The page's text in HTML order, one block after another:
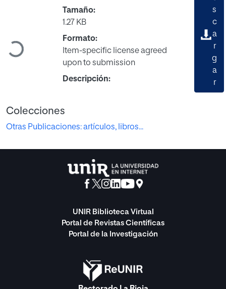
Cargando...
Tamaño:
1.27 KB
Formato:
Item-specific license agreed
upon to submission
Descripción:
s
c
a
r
g
a
r
Colecciones
Otras Publicaciones: artículos, libros...
UNIR Biblioteca Virtual
Portal de Revistas Científicas
Portal de la Investigación